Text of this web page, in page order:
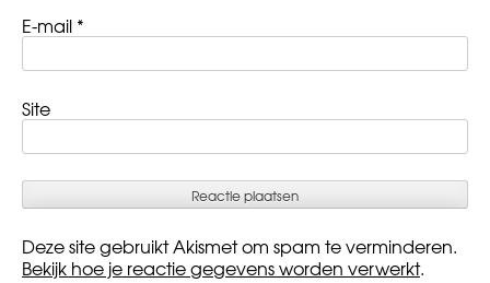
E-mail *
Site
Deze site gebruikt Akismet om spam te verminderen.
Bekijk hoe je reactie gegevens worden verwerkt.